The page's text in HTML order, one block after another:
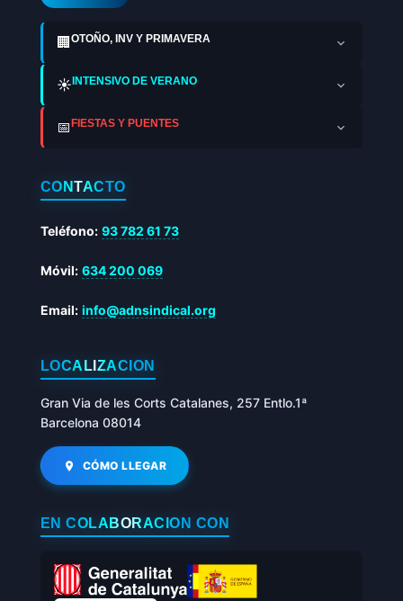
🏢 OTOÑO, INV Y PRIMAVERA
☀️INTENSIVO DE VERANO
📅FIESTAS Y PUENTES
CONTACTO
Teléfono: 93 782 61 73
Móvil: 634 200 069
Email: info@adnsindical.org
LOCALIZACIÓN
Gran Via de les Corts Catalanes, 257 Entlo.1ª
Barcelona 08014
CÓMO LLEGAR
EN COLABORACIÓN CON